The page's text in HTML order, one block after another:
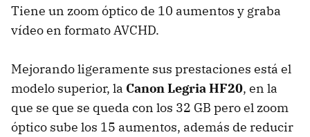
Tiene un zoom óptico de 10 aumentos y graba
vídeo en formatoAVCHD.
Mejorando ligeramente sus prestaciones está el
modelo superior, la Canon Legria HF20, en la
que se que se queda con los 32 GB pero el zoom
óptico sube los 15 aumentos, además de reducir